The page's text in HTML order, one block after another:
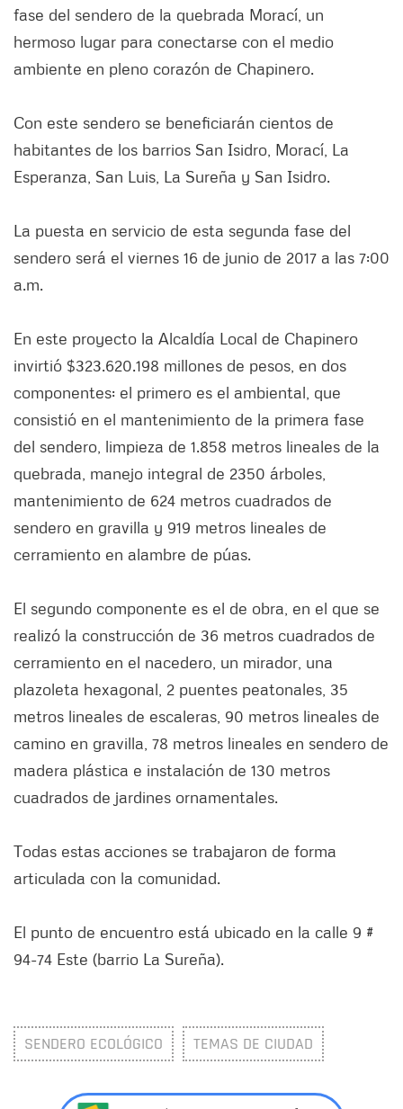
fase del sendero de la quebrada Morací, un
hermoso lugar para conectarse con el medio
ambiente en pleno corazón de Chapinero.
Con este sendero se beneficiarán cientos de
habitantes de los barrios San Isidro, Morací, La
Esperanza, San Luis, La Sureña y San Isidro.
La puesta en servicio de esta segunda fase del
sendero será el viernes 16 de junio de 2017 a las 7:00
a.m.
En este proyecto la Alcaldía Local de Chapinero
invirtió $323.620.198 millones de pesos, en dos
componentes: el primero es el ambiental, que
consistió en el mantenimiento de la primera fase
del sendero, limpieza de 1.858 metros lineales de la
quebrada, manejo integral de 2350 árboles,
mantenimiento de 624 metros cuadrados de
sendero en gravilla y 919 metros lineales de
cerramiento en alambre de púas.
El segundo componente es el de obra, en el que se
realizó la construcción de 36 metros cuadrados de
cerramiento en el nacedero, un mirador, una
plazoleta hexagonal, 2 puentes peatonales, 35
metros lineales de escaleras, 90 metros lineales de
camino en gravilla, 78 metros lineales en sendero de
madera plástica e instalación de 130 metros
cuadrados de jardines ornamentales.
Todas estas acciones se trabajaron de forma
articulada con la comunidad.
El punto de encuentro está ubicado en la calle 9 #
94-74 Este (barrio La Sureña).
SENDERO ECOLÓGICO TEMAS DE CIUDAD